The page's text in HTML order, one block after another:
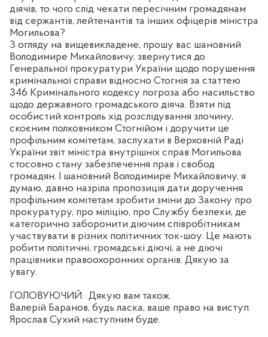
діячів, то чого слід чекати пересічним громадянам
від сержантів, лейтенантів та інших офіцерів міністра
Могильова?
З огляду на вищевикладене, прошу вас шановний
Володимире Михайловичу, звернутися до
Генеральної прокуратури України щодо порушення
кримінальної справи відносно Стогнія за статтею
346 Кримінального кодексу погроза або насильство
щодо державного громадського діяча. Взяти під
особистий контроль хід розслідування злочину,
скоєним полковником Стогнійом і доручити це
профільним комітетам, заслухати в Верховній Раді
України звіт міністра внутрішніх справ Могильова
стосовно стану забезпечення прав і свобод
громадян. І шановний Володимире Михайловичу, я
думаю, давно назріла пропозиція дати доручення
профільним комітетам зробити зміни до Закону про
прокуратуру, про міліцію, про Службу безпеки, де
категорично заборонити діючим співробітникам
участвувати в різних політичних ток-шоу. Це мають
робити політичні, громадські діючі, а не діючі
працівники правоохоронних органів. Дякую за
увагу.
ГОЛОВУЮЧИЙ. Дякую вам також.
Валерій Баранов, будь ласка, ваше право на виступ.
Ярослав Сухий наступним буде.